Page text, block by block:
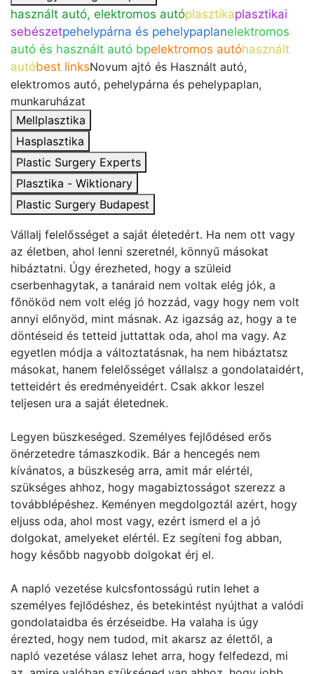
használt autó, elektromos autóplasztikaplasztikai
sebészetpehelypárna és pehelypaplanelektromos
autó és használt autó bpelektromos autóhasznált
autóbest linksNovum ajtó és Használt autó,
elektromos autó, pehelypárna és pehelypaplan,
munkaruházat
Mellplasztika
Hasplasztika
Plastic Surgery Experts
Plasztika - Wiktionary
Plastic Surgery Budapest
Vállalj felelősséget a saját életedért. Ha nem ott vagy
az életben, ahol lenni szeretnél, könnyű másokat
hibáztatni. Úgy érezheted, hogy a szüleid
cserbenhagytak, a tanáraid nem voltak elég jók, a
főnököd nem volt elég jó hozzád, vagy hogy nem volt
annyi előnyöd, mint másnak. Az igazság az, hogy a te
döntéseid és tetteid juttattak oda, ahol ma vagy. Az
egyetlen módja a változtatásnak, ha nem hibáztatsz
másokat, hanem felelősséget vállalsz a gondolataidért,
tetteidért és eredményeidért. Csak akkor leszel
teljesen ura a saját életednek.
Legyen büszkeséged. Személyes fejlődésed erős
önérzetedre támaszkodik. Bár a hencegés nem
kívánatos, a büszkeség arra, amit már elértél,
szükséges ahhoz, hogy magabiztosságot szerezz a
továbblépéshez. Keményen megdolgoztál azért, hogy
eljuss oda, ahol most vagy, ezért ismerd el a jó
dolgokat, amelyeket elértél. Ez segíteni fog abban,
hogy később nagyobb dolgokat érj el.
A napló vezetése kulcsfontosságú rutin lehet a
személyes fejlődéshez, és betekintést nyújthat a valódi
gondolataidba és érzéseidbe. Ha valaha is úgy
érezted, hogy nem tudod, mit akarsz az élettől, a
napló vezetése válasz lehet arra, hogy felfedezd, mi